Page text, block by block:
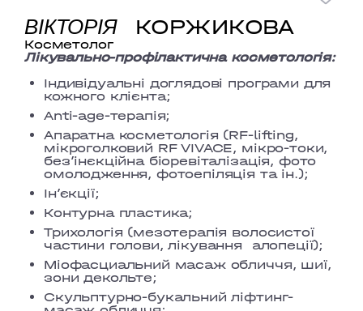
ВІКТОРІЯ КОРЖИКОВА
Косметолог
Лікувально-профілактична косметологія:
Індивідуальні доглядові програми для
кожного клієнта;
Аnti-age-терапія;
Апаратна косметологія (RF-lifting,
мікроголковий RF VIVACE, мікро-токи,
без’інєкційна біоревіталізація, фото
омолодження, фотоепіляція та ін.);
Ін’єкції;
Контурна пластика;
Трихологія (мезотерапія волосистої
частини голови, лікування
алопеції);
Міофасциальний масаж обличчя, шиї,
зони декольте;
Скульптурно-букальний ліфтинг-